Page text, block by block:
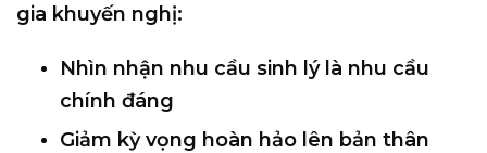
gia khuyến nghị:
Nhìn nhận nhu cầu sinh lý là nhu cầu
chính đáng
Giảm kỳ vọng hoàn hảo lên bản thân